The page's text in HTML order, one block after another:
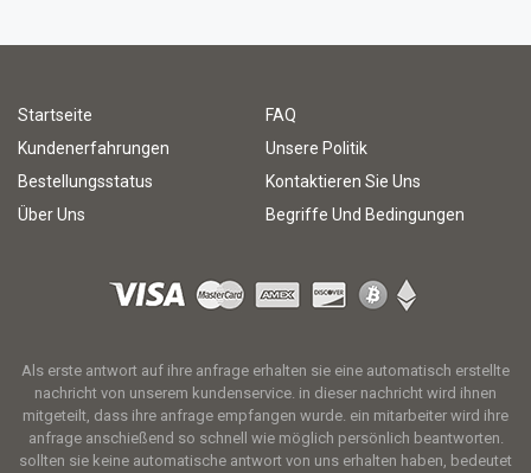
Startseite
FAQ
Kundenerfahrungen
Unsere Politik
Bestellungsstatus
Kontaktieren Sie Uns
Über Uns
Begriffe Und Bedingungen
Als erste antwort auf ihre anfrage erhalten sie eine automatisch erstellte
nachricht von unserem kundenservice. in dieser nachricht wird ihnen
mitgeteilt, dass ihre anfrage empfangen wurde. ein mitarbeiter wird ihre
anfrage anschießend so schnell wie möglich persönlich beantworten.
sollten sie keine automatische antwort von uns erhalten haben, bedeutet